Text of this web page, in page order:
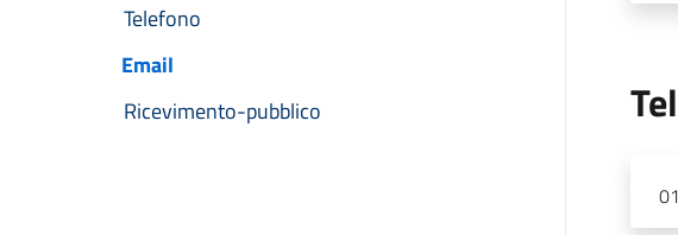
Telefono
Email
Ricevimento-pubblico